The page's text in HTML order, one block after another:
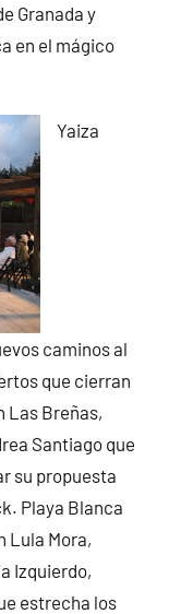
Granada y
en el mágico
Yaiza
caminos al
que cierran
Las Breñas,
Santiago que
su propuesta
Playa Blanca
Lula Mora,
Izquierdo,
estrecha los